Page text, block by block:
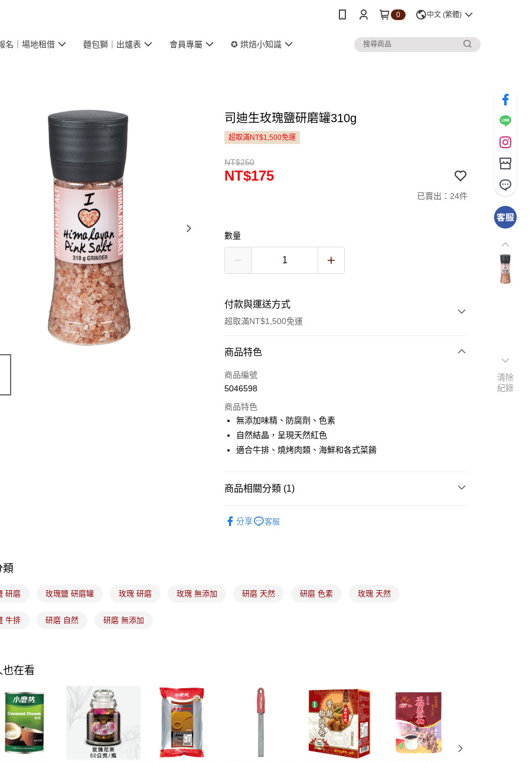
0 中文 (繁體)
名｜場地租借 麵包獅｜出爐表 會員專屬 ✪ 烘焙小知識
司迪生玫瑰鹽研磨罐310g
超取滿NT$1,500免運
NT$250
NT$175
已賣出：24件
數量
付款與運送方式
超取滿NT$1,500免運
付款方式
信用卡一次付款
Apple Pay
悠遊付
全盈+PAY
商品特色
商品編號
5046598
商品特色
無添加味精、防腐劑、色素
自然結晶，呈現天然紅色
適合牛排、燒烤肉類、海鮮和各式菜餚
商品相關分類 (1)
分享
客服
類
研磨 玫瑰鹽 研磨罐 玫瑰 研磨 玫瑰 無添加 研磨 天然 研磨 色素 玫瑰 天然
牛排 研磨 自然 研磨 無添加
也在看
清除
紀錄